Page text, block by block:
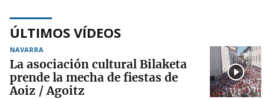
ÚLTIMOS VÍDEOS
NAVARRA
La asociación cultural Bilaketa
prende la mecha de fiestas de
Aoiz / Agoitz